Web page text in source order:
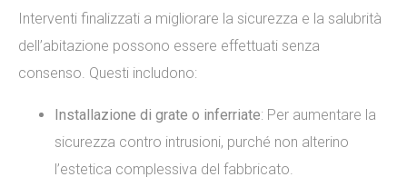
Interventi finalizzati a migliorare la sicurezza e la salubrità
dell’abitazione possono essere effettuati senza
consenso. Questi includono:
Installazione di grate o inferriate: Per aumentare la
sicurezza contro intrusioni, purché non alterino
l’estetica complessiva del fabbricato.